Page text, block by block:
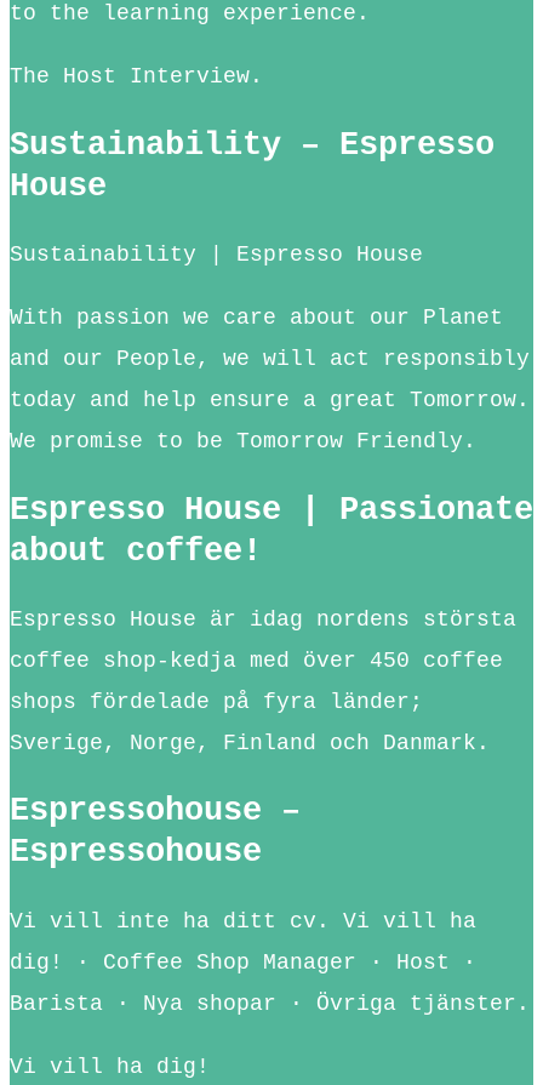
to the learning experience.
The Host Interview.
Sustainability – Espresso
House
Sustainability | Espresso House
With passion we care about our Planet
and our People, we will act responsibly
today and help ensure a great Tomorrow.
We promise to be Tomorrow Friendly.
Espresso House | Passionate
about coffee!
Espresso House är idag nordens största
coffee shop-kedja med över 450 coffee
shops fördelade på fyra länder;
Sverige, Norge, Finland och Danmark.
Espressohouse –
Espressohouse
Vi vill inte ha ditt cv. Vi vill ha
dig! · Coffee Shop Manager · Host ·
Barista · Nya shopar · Övriga tjänster.
Vi vill ha dig!